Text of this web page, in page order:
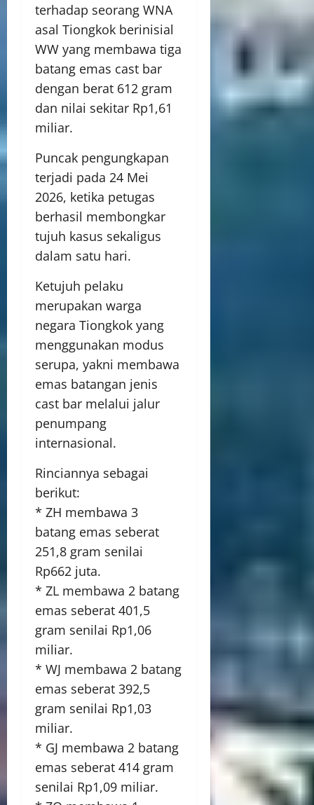
terhadap seorang WNA
asal Tiongkok berinisial
WW yang membawa tiga
batang emas cast bar
dengan berat 612 gram
dan nilai sekitar Rp1,61
miliar.
Puncak pengungkapan
terjadi pada 24 Mei
2026, ketika petugas
berhasil membongkar
tujuh kasus sekaligus
dalam satu hari.
Ketujuh pelaku
merupakan warga
negara Tiongkok yang
menggunakan modus
serupa, yakni membawa
emas batangan jenis
cast bar melalui jalur
penumpang
internasional.
Rinciannya sebagai
berikut:
* ZH membawa 3
batang emas seberat
251,8 gram senilai
Rp662 juta.
* ZL membawa 2 batang
emas seberat 401,5
gram senilai Rp1,06
miliar.
* WJ membawa 2 batang
emas seberat 392,5
gram senilai Rp1,03
miliar.
* GJ membawa 2 batang
emas seberat 414 gram
senilai Rp1,09 miliar.